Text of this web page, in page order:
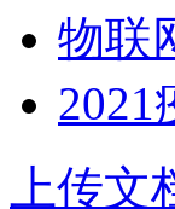
物联
2021
上传文